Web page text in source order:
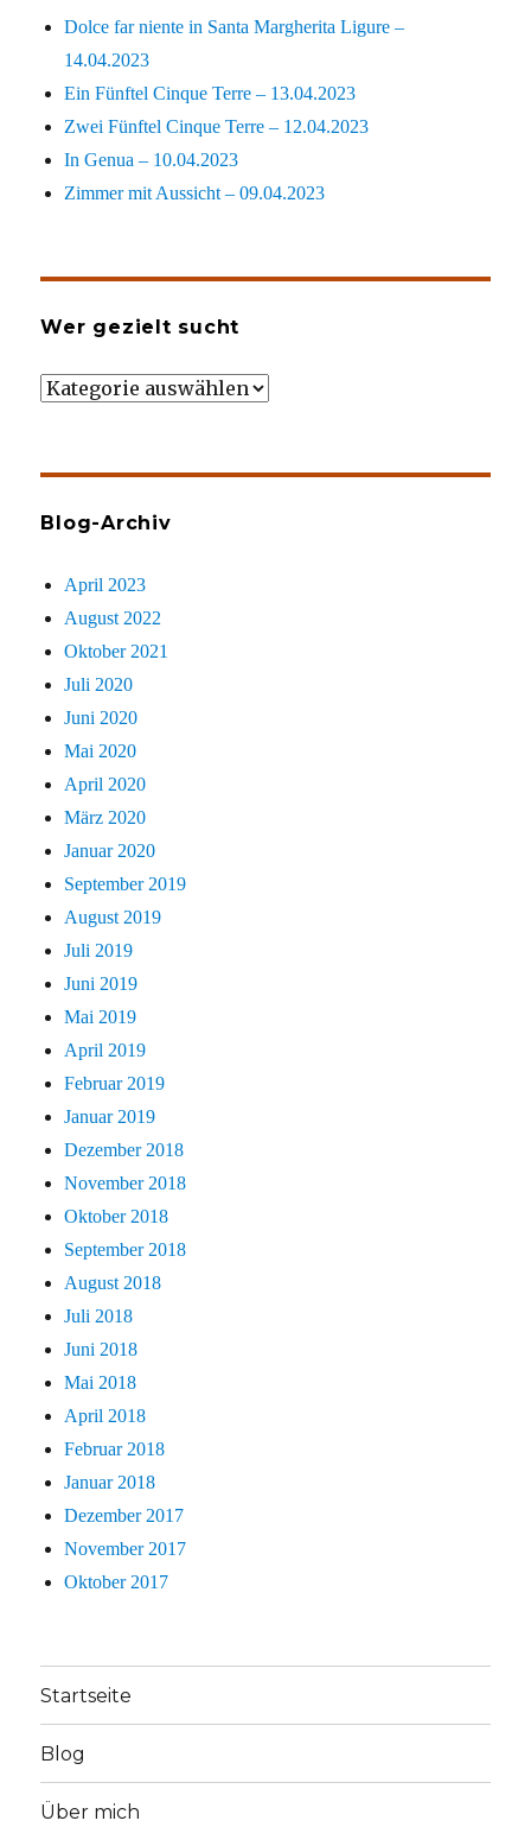
Dolce far niente in Santa Margherita Ligure –
14.04.2023
Ein Fünftel Cinque Terre – 13.04.2023
Zwei Fünftel Cinque Terre – 12.04.2023
In Genua – 10.04.2023
Zimmer mit Aussicht – 09.04.2023
Wer gezielt sucht
Wer
Blog-Archiv
April 2023
August 2022
Oktober 2021
Juli 2020
Juni 2020
Mai 2020
April 2020
März 2020
Januar 2020
September 2019
August 2019
Juli 2019
Juni 2019
Mai 2019
April 2019
Februar 2019
Januar 2019
Dezember 2018
November 2018
Oktober 2018
September 2018
August 2018
Juli 2018
Juni 2018
Mai 2018
April 2018
Februar 2018
Januar 2018
Dezember 2017
November 2017
Oktober 2017
Startseite
Blog
Über mich